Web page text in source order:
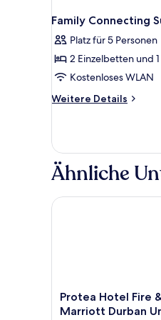
Family Connecting
Platz für 5 Personen
2 Einzelbetten und
Kostenloses WLAN
Weitere Details
Weitere
Connecting
Suite-
King
2Twin
Ähnliche
Protea
Hotel
Protea Hotel Fire
Marriott Durban
Protea Hotel Fire &